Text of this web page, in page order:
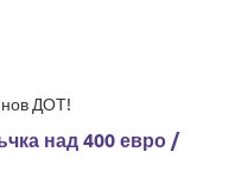
нов ДОТ!
над 400 евро /